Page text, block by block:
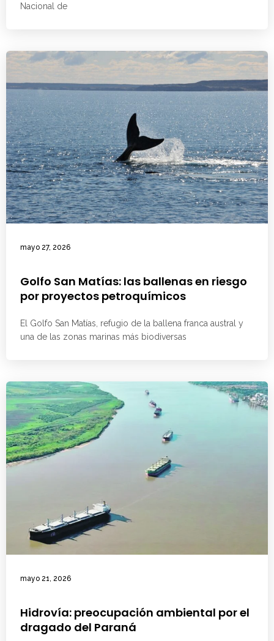
Nacional de
mayo 27, 2026
Golfo San Matías: las ballenas en riesgo
por proyectos petroquímicos
El Golfo San Matías, refugio de la ballena franca austral y
una de las zonas marinas más biodiversas
mayo 21, 2026
Hidrovía: preocupación ambiental por el
dragado del Paraná